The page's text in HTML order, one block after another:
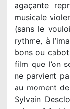
agaçante
musicale
(sans le
rythme, à
bons ou
film que l’on
ne parvient
au moment
Sylvain